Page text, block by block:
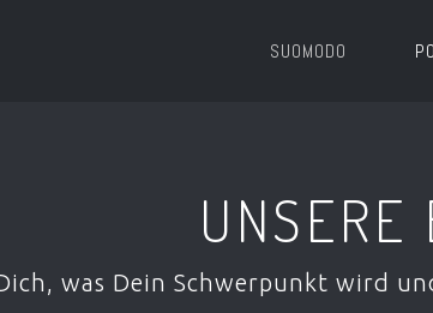
SUOMODO
UNSERE
was Dein Schwerpunkt wird